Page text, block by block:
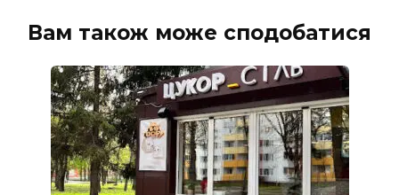
Вам також може сподобатися